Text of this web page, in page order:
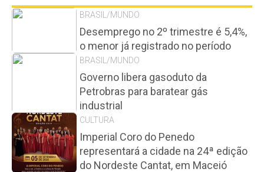
BRASIL/MUNDO
Desemprego no 2º trimestre é 5,4%,
o menor já registrado no período
BRASIL/MUNDO
Governo libera gasoduto da
Petrobras para baratear gás
industrial
CULTURA
Imperial Coro do Penedo
representará a cidade na 24ª edição
do Nordeste Cantat, em Maceió